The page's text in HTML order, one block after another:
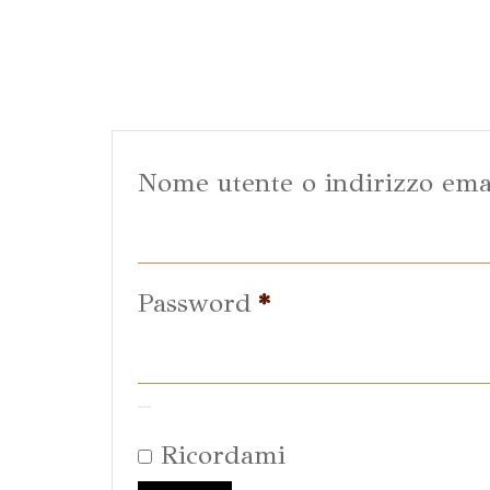
Nome utente o indirizzo
Password *
Ricordami